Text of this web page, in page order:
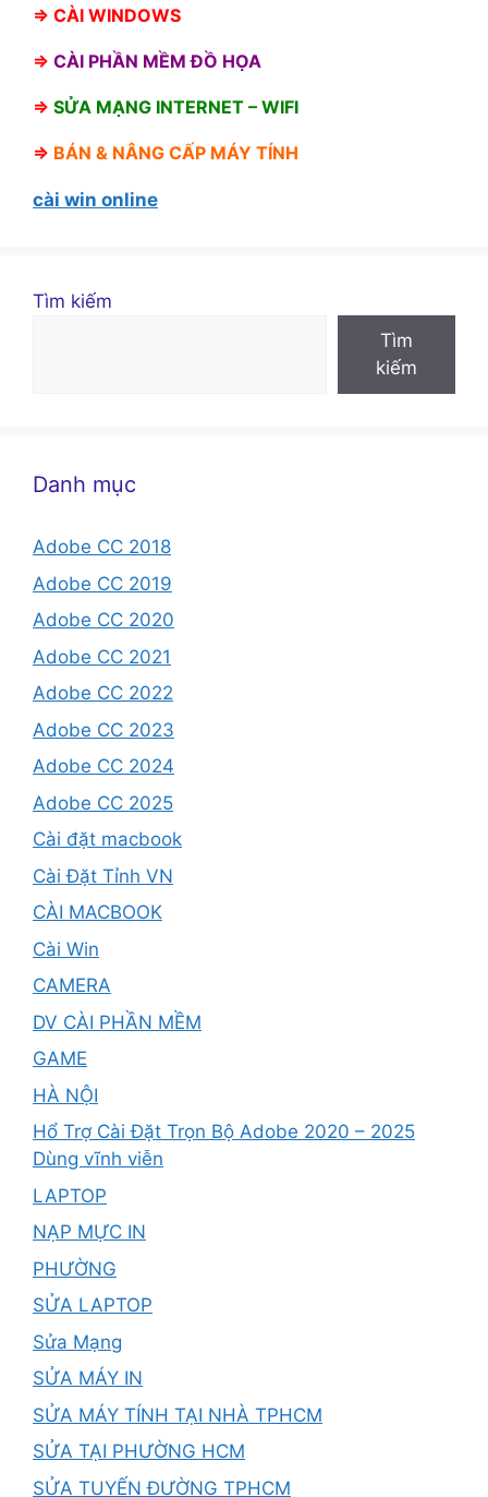
⇒ CÀI WINDOWS
⇒ CÀI PHẦN MỀM ĐỒ HỌA
⇒ SỬA MẠNG INTERNET – WIFI
⇒ BÁN & NÂNG CẤP MÁY TÍNH
cài win online
Tìm kiếm
Tìm
kiếm
Danh mục
Adobe CC 2018
Adobe CC 2019
Adobe CC 2020
Adobe CC 2021
Adobe CC 2022
Adobe CC 2023
Adobe CC 2024
Adobe CC 2025
Cài đặt macbook
Cài Đặt Tỉnh VN
CÀI MACBOOK
Cài Win
CAMERA
DV CÀI PHẦN MỀM
GAME
HÀ NỘI
Hổ Trợ Cài Đặt Trọn Bộ Adobe 2020 – 2025
Dùng vĩnh viễn
LAPTOP
NẠP MỰC IN
PHƯỜNG
SỬA LAPTOP
Sửa Mạng
SỬA MÁY IN
SỬA MÁY TÍNH TẠI NHÀ TPHCM
SỬA TẠI PHƯỜNG HCM
SỬA TUYẾN ĐƯỜNG TPHCM